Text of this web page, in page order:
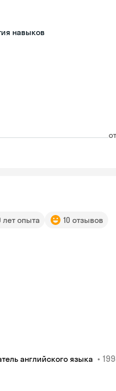
навыков
лет опыта 10 отзывов
английского языка •